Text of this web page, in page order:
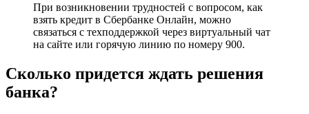
При возникновении трудностей с вопросом, как
взять кредит в Сбербанке Онлайн, можно
связаться с техподдержкой через виртуальный чат
на сайте или горячую линию по номеру 900.
Сколько придется ждать решения
банка?